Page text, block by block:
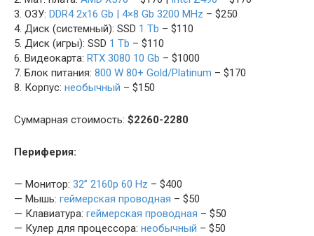
3. ОЗУ: DDR4 2х16 Gb | 4×8 Gb 3200 MHz – $250
4. Диск (системный): SSD 1 Tb – $110
5. Диск (игры): SSD 1 Tb – $110
6. Видеокарта: RTX 3080 10 Gb – $1000
7. Блок питания: 800 W 80+ Gold/Platinum – $170
8. Корпус: необычный – $150
Суммарная стоимость: $2260-2280
Периферия:
— Монитор: 32” 2160p 60 Hz – $400
— Мышь: геймерская проводная – $50
— Клавиатура: геймерская проводная – $50
— Кулер для процессора: необычный – $50